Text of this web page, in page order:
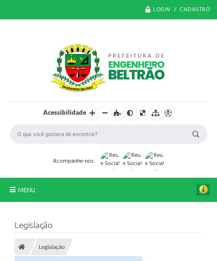
LOGIN / CADASTRO
Acessibilidade
Acompanhe-nos:
MENU
Transparência
Legislação
Legislação
Legislação